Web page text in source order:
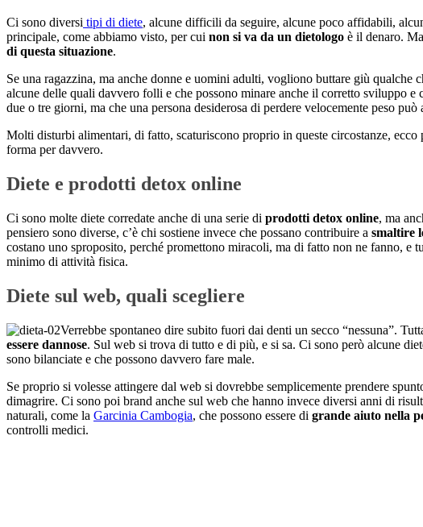
Ci sono diversi tipi di diete, alcune difficili da seguire, alcune poco affidabili,
principale, come abbiamo visto, per cui non si va da un dietologo è il denaro.
di questa situazione.
Se una ragazzina, ma anche donne e uomini adulti, vogliono buttare giù
alcune delle quali davvero folli e che possono minare anche il corretto sviluppo
due o tre giorni, ma che una persona desiderosa di perdere velocemente peso
Molti disturbi alimentari, di fatto, scaturiscono proprio in queste circostanze, ecco
forma per davvero.
Diete e prodotti detox online
Ci sono molte diete corredate anche di una serie di prodotti detox online, ma
pensiero sono diverse, c’è chi sostiene invece che possano contribuire a smaltire
costano uno sproposito, perché promettono miracoli, ma di fatto non ne fanno, e
minimo di attività fisica.
Diete sul web, quali scegliere
Verrebbe spontaneo dire subito fuori dai denti un secco “nessuna”.
essere dannose. Sul web si trova di tutto e di più, e si sa. Ci sono però alcune
sono bilanciate e che possono davvero fare male.
Se proprio si volesse attingere dal web si dovrebbe semplicemente prendere
dimagrire. Ci sono poi brand anche sul web che hanno invece diversi anni di
naturali, come la Garcinia Cambogia, che possono essere di grande aiuto nella
controlli medici.